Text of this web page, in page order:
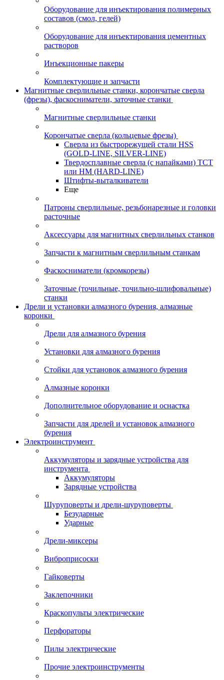
Оборудование для инъектирования полимерных
составов (смол, гелей)
Оборудование для инъектирования цементных
растворов
Инъекционные пакеры
Комплектующие и запчасти
Магнитные сверлильные станки, корончатые сверла
(фрезы), фаскосниматели, заточные станки
Магнитные сверлильные станки
Корончатые сверла (кольцевые фрезы)
Сверла из быстрорежущей стали HSS
(GOLD-LINE, SILVER-LINE)
Твердосплавные сверла (с напайками) ТСТ
или HM (HARD-LINE)
Штифты-выталкиватели
Еще
Патроны сверлильные, резьбонарезные и головки
расточные
Аксессуары для магнитных сверлильных станков
Запчасти к магнитным сверлильным станкам
Фаскосниматели (кромкорезы)
Заточные (точильные, точильно-шлифовальные)
станки
Дрели и установки алмазного бурения, алмазные
коронки
Дрели для алмазного бурения
Установки для алмазного бурения
Стойки для установок алмазного бурения
Алмазные коронки
Дополнительное оборудование и оснастка
Запчасти для дрелей и установок алмазного
бурения
Электроинструмент
Аккумуляторы и зарядные устройства для
инструмента
Аккумуляторы
Зарядные устройства
Шуруповерты и дрели-шуруповерты
Безударные
Ударные
Дрели-миксеры
Виброприсоски
Гайковерты
Заклепочники
Краскопульты электрические
Перфораторы
Пилы электрические
Прочие электроинструменты